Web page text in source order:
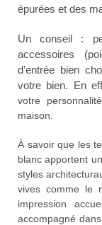
épurées et des
Un conseil : p
accessoires
d’entrée bien
votre bien. En
votre
maison.
À savoir que les
blanc apportent
styles
vives comme le
impression
accompagné